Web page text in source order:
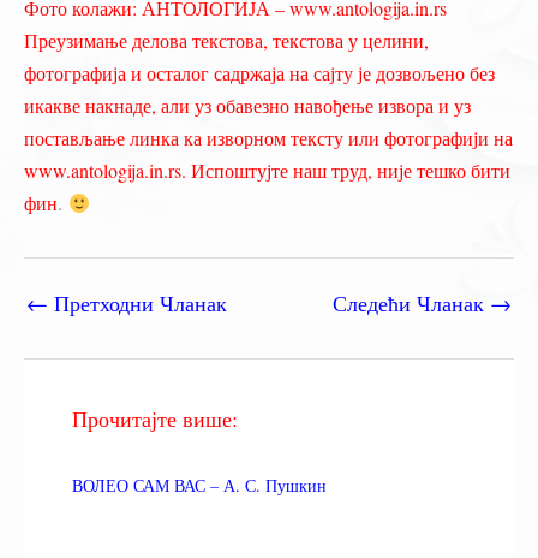
Фото колажи: АНТОЛОГИЈА – www.antologija.in.rs
Преузимање делова текстова, текстова у целини,
фотографија и осталог садржаја на сајту је дозвољено без
икакве накнаде, али уз обавезно навођење извора и уз
постављање линка ка изворном тексту или фотографији на
www.antologija.in.rs. Испоштујте наш труд, није тешко бити
фин.
← Претходни Чланак Следећи Чланак →
Прочитајте више:
ВОЛЕО САМ ВАС – А. С. Пушкин